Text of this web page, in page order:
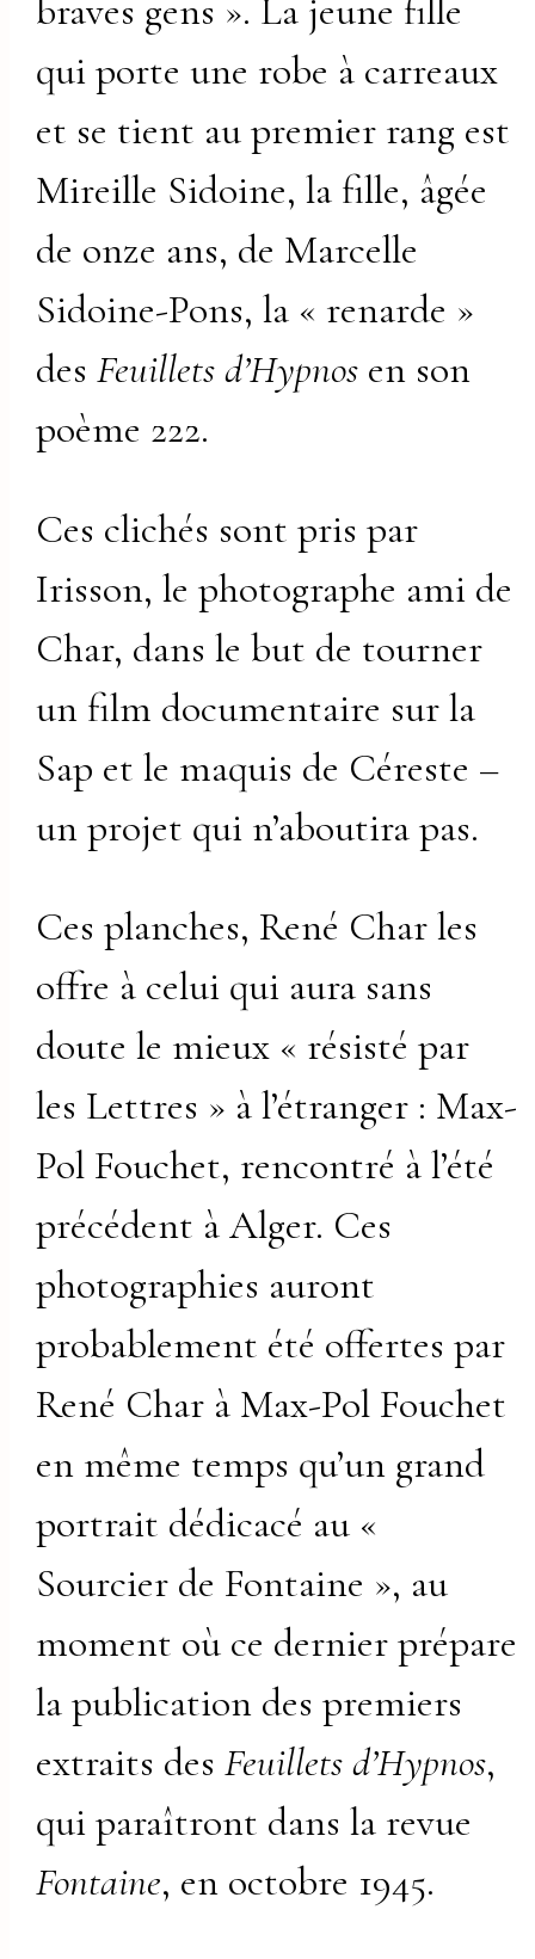
braves gens ». La jeune fille
qui porte une robe à carreaux
et se tient au premier rang est
Mireille Sidoine, la fille, âgée
de onze ans, de Marcelle
Sidoine-Pons, la « renarde »
desFeuillets d’Hypnos en son
poème 222.
Ces clichés sont pris par
Irisson, le photographe ami de
Char, dans le but de tourner
un film documentaire sur la
Sap et le maquis de Céreste –
un projet qui n’aboutira pas.
Ces planches, René Char les
offre à celui qui aura sans
doute le mieux « résisté par
les Lettres » à l’étranger : Max-
Pol Fouchet, rencontré à l’été
précédent à Alger. Ces
photographies auront
probablement été offertes par
René Char à Max-Pol Fouchet
en même temps qu’un grand
portrait dédicacé au «
Sourcier de Fontaine », au
moment où ce dernier prépare
la publication des premiers
extraits desFeuillets d’Hypnos,
qui paraîtront dans la revue
Fontaine, en octobre 1945.